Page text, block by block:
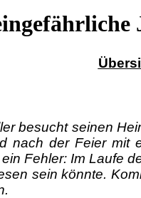
besucht seinen
nach der Feier mit
Fehler: Im Laufe
sein könnte.